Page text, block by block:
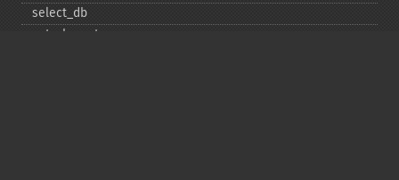
select_​db
set_​charset